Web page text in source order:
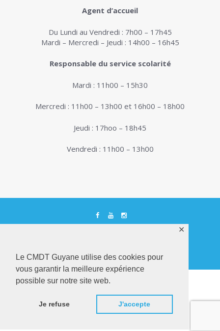
Le CMDT Guyane utilise des cookies pour
vous garantir la meilleure expérience
possible sur notre site web.
Je refuse J'accepte
✕
Agent d’accueil
Du Lundi au Vendredi : 7h00 – 17h45
Mardi – Mercredi – Jeudi : 14h00 – 16h45
Responsable du service scolarité
Mardi : 11h00 – 15h30
Mercredi : 11h00 – 13h00 et 16h00 – 18h00
Jeudi : 17hoo – 18h45
Vendredi : 11h00 – 13h00
Internet réalisé parNetactions